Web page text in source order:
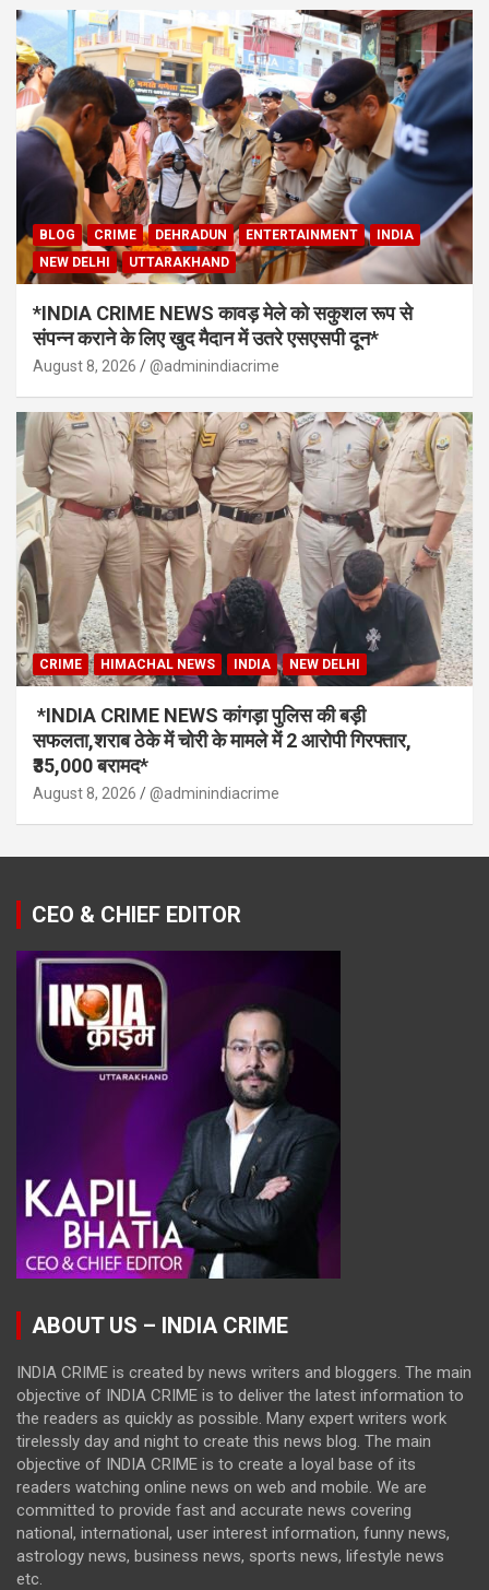
BLOG CRIME DEHRADUN ENTERTAINMENT
INDIA
NEW DELHI
UTTARAKHAND
*INDIA CRIME NEWS कावड़ मेले को सकुशल रूप से
संपन्न कराने के लिए खुद मैदान में उतरे एसएसपी दून*
August 8, 2026 @adminindiacrime
CRIME HIMACHAL NEWS INDIA NEW DELHI
*INDIA CRIME NEWS कांगड़ा पुलिस की बड़ी
सफलता,शराब ठेके में चोरी के मामले में 2 आरोपी गिरफ्तार,
₹35,000 बरामद*
August 8, 2026 @adminindiacrime
CEO & CHIEF EDITOR
ABOUT US – INDIA CRIME
INDIA CRIME is created by news writers and bloggers. The main
objective of INDIA CRIME is to deliver the latest information to
the readers as quickly as possible. Many expert writers work
tirelessly day and night to create this news blog. The main
objective of INDIA CRIME is to create a loyal base of its
readers watching online news on web and mobile. We are
committed to provide fast and accurate news covering
national, international, user interest information, funny news,
astrology news, business news, sports news, lifestyle news
etc.